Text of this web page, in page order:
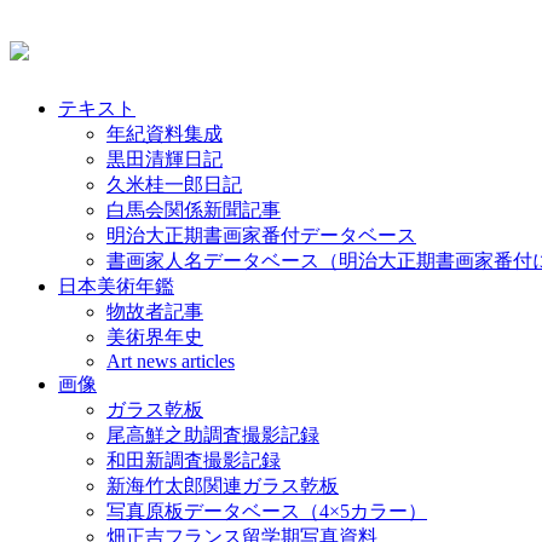
テキスト
年紀資料集成
黒田清輝日記
久米桂一郎日記
白馬会関係新聞記事
明治大正期書画家番付データベース
書画家人名データベース（明治大正期書画家番付
日本美術年鑑
物故者記事
美術界年史
Art news articles
画像
ガラス乾板
尾高鮮之助調査撮影記録
和田新調査撮影記録
新海竹太郎関連ガラス乾板
写真原板データベース（4×5カラー）
畑正吉フランス留学期写真資料